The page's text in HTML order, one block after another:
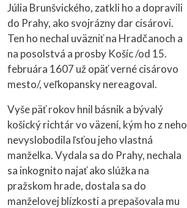
Júlia Brunšvického, zatkli ho a dopravili
do Prahy, ako svojrázny dar cisárovi.
Ten ho nechal uväzniť na Hradčanoch a
na posolstvá a prosby Košíc /od 15.
februára 1607 už opäť verné cisárovo
mesto/, veľkopansky nereagoval.
Vyše päť rokov hnil básnik a bývalý
košický richtár vo väzení, kým ho z neho
nevyslobodila ľsťou jeho vlastná
manželka. Vydala sa do Prahy, nechala
sa inkognito najať ako slúžka na
pražskom hrade, dostala sa do
manželovej blízkosti a prepašovala mu